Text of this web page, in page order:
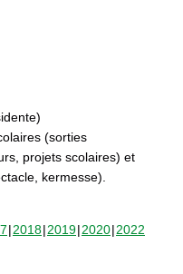
(sorties
projets scolaires) et
kermesse).
2018 2019 2020 2022